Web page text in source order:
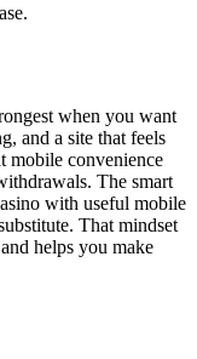
when you want
and a site that feels
mobile convenience
The smart
with useful mobile
That mindset
helps you make